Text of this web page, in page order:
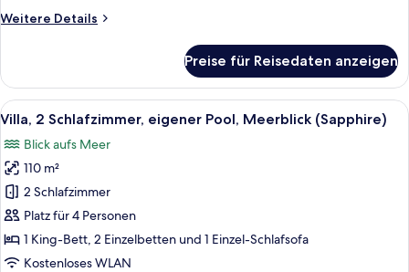
anzeigen
Weitere Details
Weitere
2 Schlafzimmer,
eigener
Pool,
(Artemis)
Preise für Reisedaten anzeigen
Alle
Fotos
für
Villa,
2 Schlafzimmer,
eigener
Pool,
Meerblick
Ein Pool auf dem Dach mit Blick auf
50
Villa, 2 Schlafzimmer, eigener Pool, Meerblick (Sapphire)
Blick aufs Meer
110 m²
2 Schlafzimmer
Platz für 4 Personen
1 King-Bett, 2 Einzelbetten und 1 Einzel-Schlafsofa
Kostenloses WLAN